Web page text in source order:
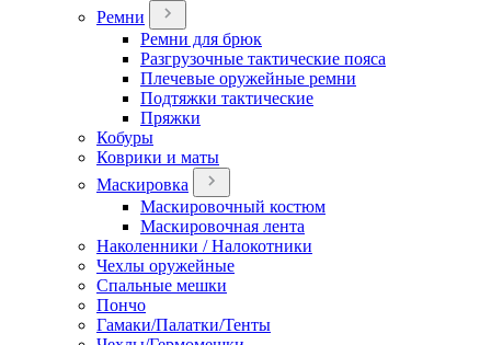
Ремни
Ремни для брюк
Разгрузочные тактические пояса
Плечевые оружейные ремни
Подтяжки тактические
Пряжки
Кобуры
Коврики и маты
Маскировка
Маскировочный костюм
Маскировочная лента
Наколенники / Налокотники
Чехлы оружейные
Спальные мешки
Пончо
Гамаки/Палатки/Тенты